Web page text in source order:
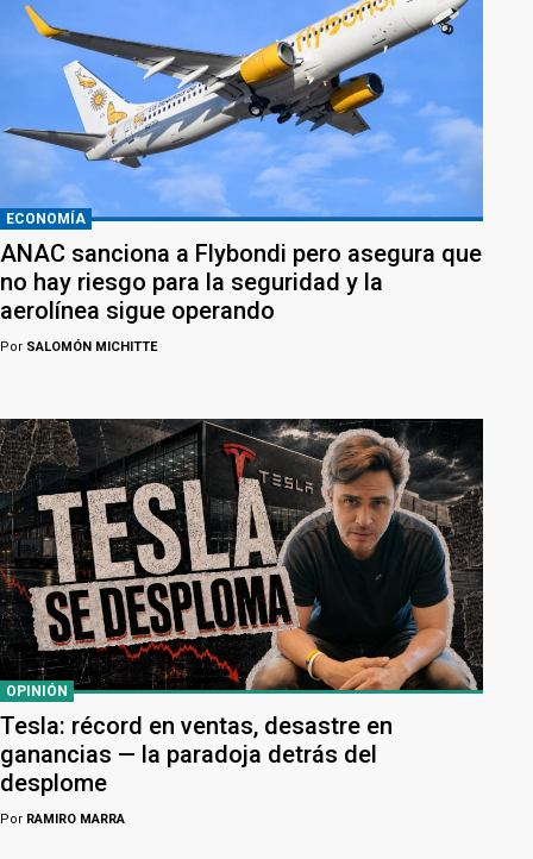
ECONOMÍA
ANAC sanciona a Flybondi pero asegura que
no hay riesgo para la seguridad y la
aerolínea sigue operando
Por SALOMÓN MICHITTE
OPINIÓN
Tesla: récord en ventas, desastre en
ganancias — la paradoja detrás del
desplome
Por RAMIRO MARRA